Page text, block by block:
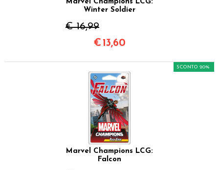
Marvel Champions LCG:
Winter Soldier
€ 16,99
€ 13,60
Marvel Champions LCG:
Falcon
SCONTO 20%